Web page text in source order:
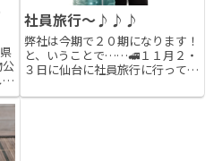
社員旅行～♪♪♪
弊社は今期で２０期になります！
と、いうことで……🚅１１月２・
３日に仙台に社員旅行に行ってき
ら牛タンですよね！なので、１日